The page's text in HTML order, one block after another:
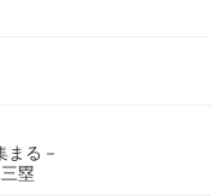
まる－
塁